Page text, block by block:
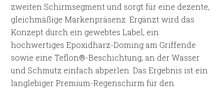
zweiten Schirmsegment und sorgt für eine dezente,
gleichmäßige Markenpräsenz. Ergänzt wird das
Konzept durch ein gewebtes Label, ein
hochwertiges Epoxidharz-Doming am Griffende
sowie eine Teflon®-Beschichtung, an der Wasser
und Schmutz einfach abperlen. Das Ergebnis ist ein
langlebiger Premium-Regenschirm für den